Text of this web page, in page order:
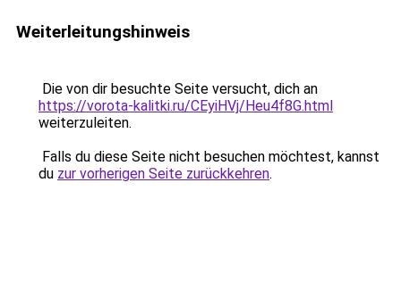
Weiterleitungshinweis
Die von dir besuchte Seite versucht, dich an
https://vorota-kalitki.ru/CEyiHVj/Heu4f8G.html
weiterzuleiten.
Falls du diese Seite nicht besuchen möchtest, kannst
du zur vorherigen Seite zurückkehren.